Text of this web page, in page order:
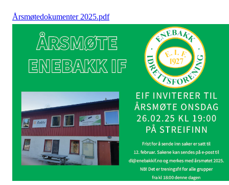
Årsmøtedokumenter 2025.pdf